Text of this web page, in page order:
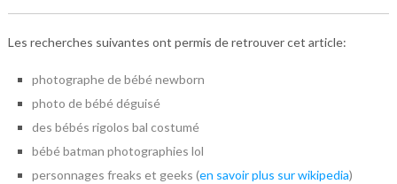
Les recherches suivantes ont permis de retrouver cet article:
photographe de bébé newborn
photo de bébé déguisé
des bébés rigolos bal costumé
bébé batman photographies lol
personnages freaks et geeks (en savoir plus sur wikipedia)